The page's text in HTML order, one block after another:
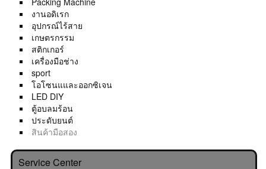
งานอดิเรก
อุปกรณ์ไร้สาย
เกษตรกรรม
สติกเกอร์
เครื่องมือช่าง
sport
โอโซนแและออกซิเจน
LED DIY
ตู้อบลมร้อน
ประดับยนต์
สินค้ามือสอง
Service Center